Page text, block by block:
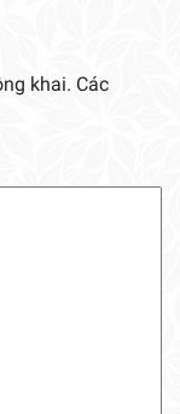
khai. Các